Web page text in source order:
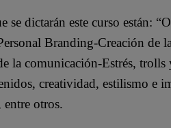
se dictarán este curso están:
Branding-Creación de
la comunicación-Estrés,
creatividad, estilismo e
entre otros.